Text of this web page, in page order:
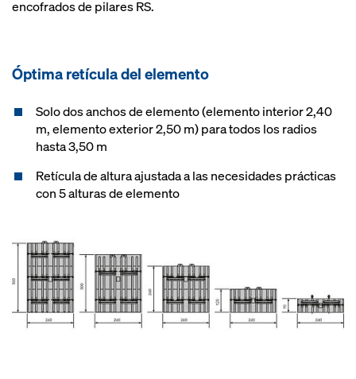
encofrados de pilares RS.
Óptima retícula del elemento
Solo dos anchos de elemento (elemento interior 2,40
m, elemento exterior 2,50 m) para todos los radios
hasta 3,50 m
Retícula de altura ajustada a las necesidades prácticas
con 5 alturas de elemento